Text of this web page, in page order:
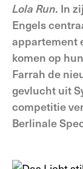
Lola Run. In
Engels
appartement
komen op
Farrah de
gevlucht uit
competitie
Berlinale